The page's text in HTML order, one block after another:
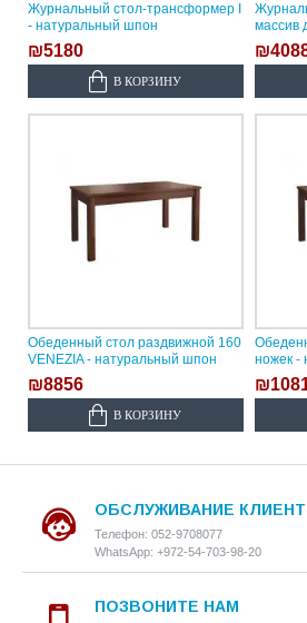
Журнальный стол-трансформер I
- натуральный шпон
₪5180
В КОРЗИНУ
массив
Обеденный стол раздвижной 160
VENEZIA - натуральный шпон
₪8856
В КОРЗИНУ
ножек -
ОБСЛУЖИВАНИЕ
Телефон: 052-9708077
WhatsApp: +972-54-703-98-20
ПОЗВОНИТЕ НАМ